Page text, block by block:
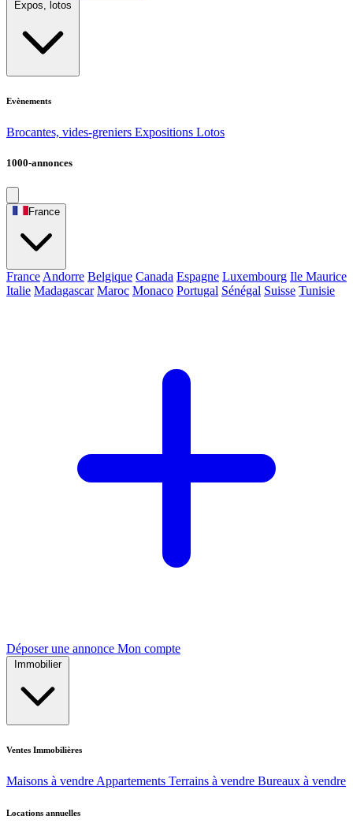
Expos, lotos
Evènements
Brocantes, vides-greniers Expositions Lotos
1000-annonces
France
France Andorre Belgique Canada Espagne Luxembourg Ile Maurice
Italie Madagascar Maroc Monaco Portugal Sénégal Suisse Tunisie
Déposer une annonce Mon compte
Immobilier
Ventes Immobilières
Maisons à vendre Appartements Terrains à vendre Bureaux à vendre
Locations annuelles